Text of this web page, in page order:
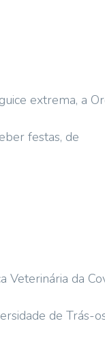
extrema, a
festas, de
Veterinária da
de Trás-